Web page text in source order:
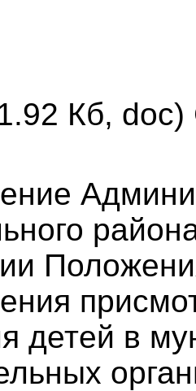
Кб, doc)
детей в